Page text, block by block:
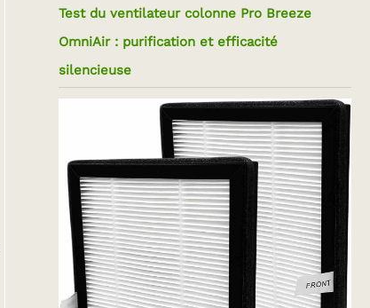
Test du ventilateur colonne Pro Breeze
OmniAir : purification et efficacité
silencieuse